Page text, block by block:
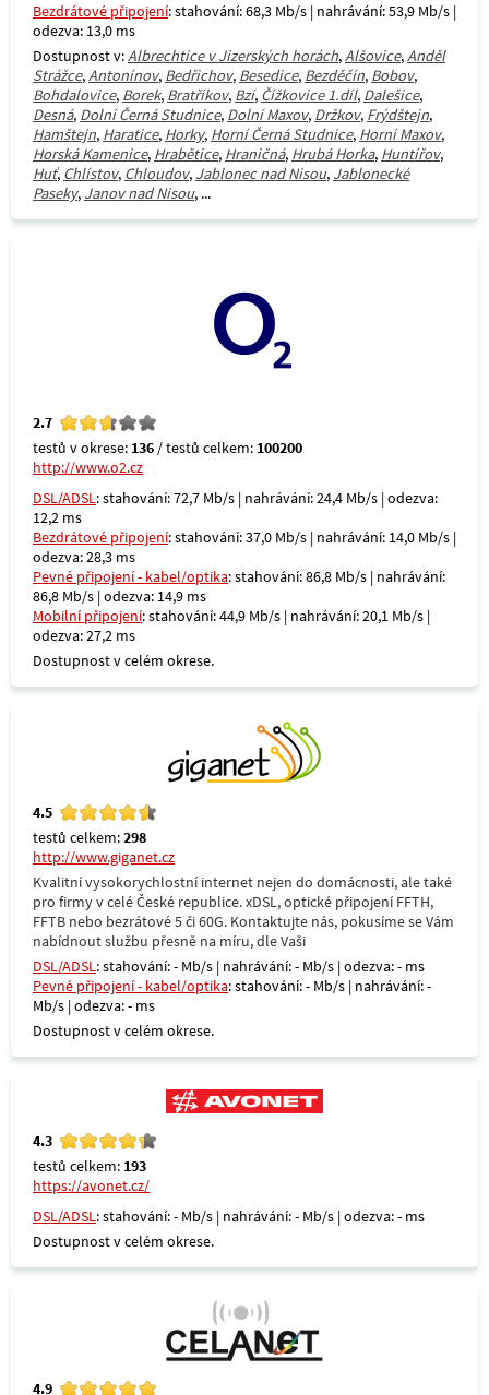
Bezdrátové připojení: stahování: 68,3 Mb/s | nahrávání: 53,9 Mb/s |
odezva: 13,0 ms
Dostupnost v:Albrechtice v Jizerských horách,Alšovice,Anděl
Strážce,Antonínov, Bedřichov, Besedice, Bezděčín, Bobov,
Bohdalovice, Borek, Bratříkov, Bzí, Čížkovice 1.díl, Dalešice,
Desná, Dolní Černá Studnice, Dolní Maxov, Držkov, Frýdštejn,
Hamštejn, Haratice, Horky, Horní Černá Studnice, Horní Maxov,
Horská Kamenice, Hrabětice, Hraničná, Hrubá Horka, Huntířov,
Huť, Chlístov, Chloudov, Jablonec nad Nisou, Jablonecké
Paseky, Janov nad Nisou, ...
2.7
testů v okrese: 136 / testů celkem: 100200
http://www.o2.cz
DSL/ADSL: stahování: 72,7 Mb/s | nahrávání: 24,4 Mb/s | odezva:
12,2 ms
Bezdrátové připojení: stahování: 37,0 Mb/s | nahrávání: 14,0 Mb/s |
odezva: 28,3 ms
Pevné připojení - kabel/optika: stahování: 86,8 Mb/s | nahrávání:
86,8 Mb/s | odezva: 14,9 ms
Mobilní připojení: stahování: 44,9 Mb/s | nahrávání: 20,1 Mb/s |
odezva: 27,2 ms
Dostupnost v celém okrese.
4.5
testů celkem:298
http://www.giganet.cz
Kvalitní vysokorychlostní internet nejen do domácnosti, ale také
pro firmy v celé České republice. xDSL, optické připojení FFTH,
FFTB nebo bezrátové 5 či 60G. Kontaktujte nás, pokusíme se Vám
nabídnout službu přesně na míru, dle Vaši
DSL/ADSL: stahování: - Mb/s | nahrávání: - Mb/s | odezva: - ms
Pevné připojení - kabel/optika: stahování: - Mb/s | nahrávání: -
Mb/s | odezva: - ms
Dostupnost v celém okrese.
4.3
testů celkem: 193
https://avonet.cz/
DSL/ADSL: stahování: - Mb/s | nahrávání: - Mb/s | odezva: - ms
Dostupnost v celém okrese.
4.9